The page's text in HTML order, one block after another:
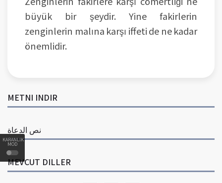
KARANLIK
MOD
büyük bir şeydir. Yine fakirlerin
zenginlerin malına karşı iffeti de ne kadar
önemlidir.
METNI INDIR
نص الدعاة
MEVCUT DILLER